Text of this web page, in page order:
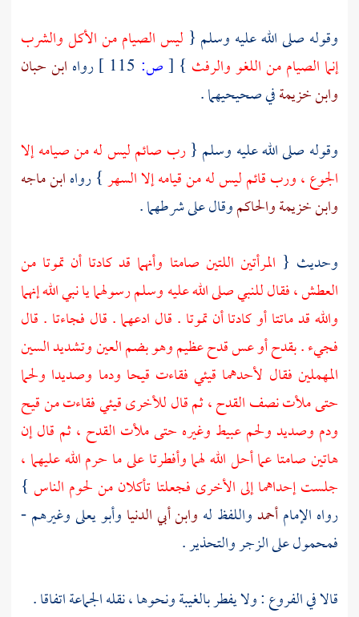
وقوله صلى الله عليه وسلم { ليس الصيام من الأكل والشرب
إنما الصيام من اللغو والرفث }
[ص: رواه ابن حبان
وابن خزيمةفي صحيحيهما .
وقوله صلى الله عليه وسلم {رب صائم ليس له من صيامه إلا
الجوع ، ورب قائم ليس له من قيامه إلا السهر} رواهابن ماجه
وابن خزيمةوالحاكموقال على شرطهما .
وحديث { المرأتين اللتين صامتا وأنهما قد كادتا أن تموتا من
العطش ، فقال للنبي صلى الله عليه وسلم رسولهما يا نبي الله إنهما
والله قد ماتتا أو كادتا أن تموتا . قال ادعهما . قال فجاءتا . قال
فجيء . بقدح أو عس قدح عظيم وهو بضم العين وتشديد السين
المهملين فقال لأحدهما قيئي فقاءت قيحا ودما وصديدا ولحما
حتى ملأت نصف القدح ، ثم قال للأخرى قيئي فقاءت من قيح
ودم وصديد ولحم عبيط وغيره حتى ملأت القدح ، ثم قال إن
هاتين صامتا عما أحل الله لهما وأفطرتا على ما حرم الله عليهما ،
جلست إحداهما إلى الأخرى فجعلتا تأكلان من لحوم الناس }
رواه الإمامأحمدواللفظ له وابن أبي الدنيا وأبو يعلىوغيرهم -
فمحمول على الزجر والتحذير .
قالا في الفروع : ولا يفطر بالغيبة ونحوها ، نقله الجماعة اتفاقا .